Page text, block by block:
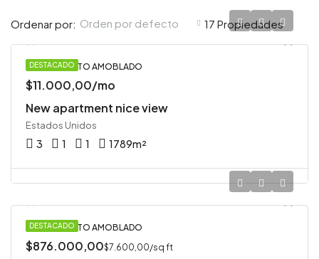
17 Propiedades
Ordenar por: Orden por defecto
DESTACADO
APARTAMENTO AMOBLADO
$11.000,00/mo
New apartment nice view
Estados Unidos
3 1 1 1789m²
DESTACADO
APARTAMENTO AMOBLADO
$876.000,00$7.600,00/sq ft